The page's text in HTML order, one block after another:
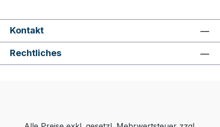
Kontakt
Rechtliches